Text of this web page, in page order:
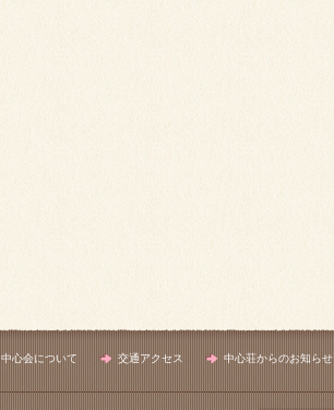
中心会について 交通アクセス 中心荘からのお知らせ